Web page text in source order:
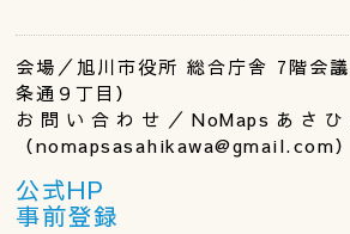
会場／旭川市役所 総合庁舎 7階会
条通９丁目）
お問い合わせ／NoMapsあさ
（nomapsasahikawa@gmail.com）
公式HP
事前登録